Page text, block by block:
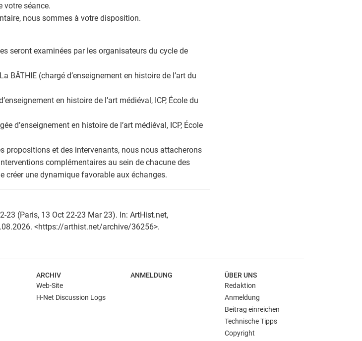
votre séance.
nous sommes à votre disposition.
seront examinées par les organisateurs du cycle de
BÂTHIE (chargé d’enseignement en histoire de l’art du
en histoire de l’art médiéval, ICP, École du
d’enseignement en histoire de l’art médiéval, ICP, École
propositions et des intervenants, nous nous attacherons
complémentaires au sein de chacune des
créer une dynamique favorable aux échanges.
23 (Paris, 13 Oct 22-23 Mar 23). In: ArtHist.net,
<https://arthist.net/archive/36256>.
ARCHIV
Web-Site
H-Net Discussion Logs
ANMELDUNG
ÜBER UNS
Redaktion
Anmeldung
Beitrag einreichen
Technische Tipps
Copyright